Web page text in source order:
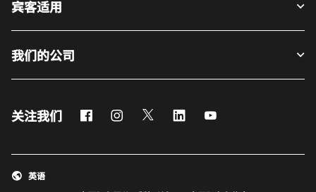
宾客适用
我们的公司
关注我们 FacebookInstagram
Twitter LinkedIn
英语